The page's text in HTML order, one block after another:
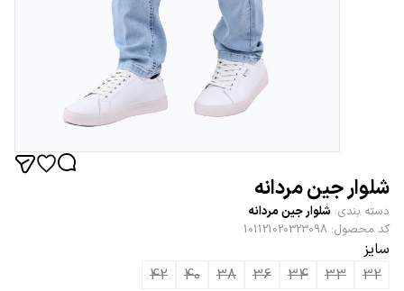
شلوار جین مردانه
دسته بندی: شلوار جین مردانه
کد محصول:
101121020323098
سایز
32
33
34
36
38
40
42